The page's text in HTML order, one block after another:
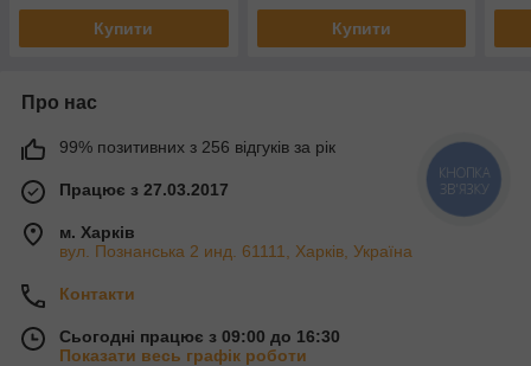
Купити Купити
Про нас
99% позитивних з 256 відгуків за рік
Працює з 27.03.2017
м. Харків
вул. Познанська 2 инд. 61111, Харків, Україна
Контакти
Сьогодні працює з 09:00 до 16:30
Показати весь графік роботи
КНОПКА
ЗВ'ЯЗКУ